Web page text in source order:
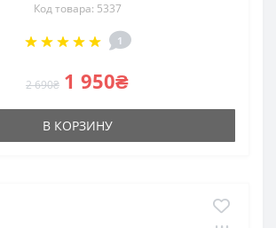
Код товара: 5337
1
2 690₴ 1 950₴
В КОРЗИНУ